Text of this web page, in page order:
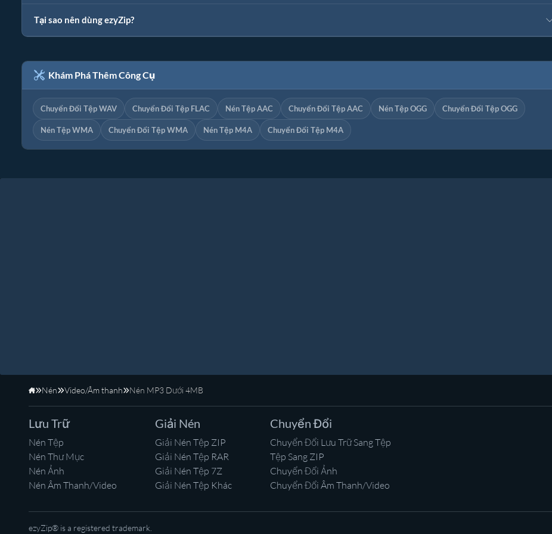
Tại sao nên dùng ezyZip?
Khám Phá Thêm Công Cụ
Chuyển Đổi Tệp WAV Chuyển Đổi Tệp FLAC Nén Tệp AAC Chuyển Đổi Tệp AAC Nén Tệp OGG Chuyển Đổi Tệp OGG
Nén Tệp WMA Chuyển Đổi Tệp WMA Nén Tệp M4A Chuyển Đổi Tệp M4A
Trang Chủ
Nén Video/Âm thanh Nén MP3 Dưới 4MB
Lưu Trữ
Nén Tệp
Nén Thư Mục
Nén Ảnh
Nén Âm Thanh/Video
Giải Nén
Giải Nén Tệp ZIP
Giải Nén Tệp RAR
Giải Nén Tệp 7Z
Giải Nén Tệp Khác
Chuyển Đổi
Chuyển Đổi Lưu Trữ Sang Tệp
Tệp Sang ZIP
Chuyển Đổi Ảnh
Chuyển Đổi Âm Thanh/Video
ezyZip® is a registered trademark.